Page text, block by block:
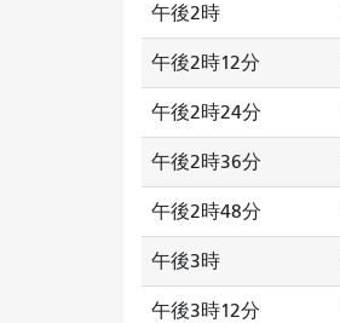
午後2時
午後2時12分
午後2時24分
午後2時36分
午後2時48分
午後3時
午後3時12分